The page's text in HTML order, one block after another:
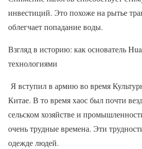
инвестиций. Это похоже на рытье
облегчает попадание воды.
Взгляд в историю: как основатель
технологиями
Я вступил в армию во время
Китае. В то время хаос был почти
сельском хозяйстве и
очень трудные времена. Эти
одежде людей.